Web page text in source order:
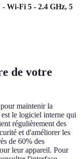
Wi-Fi 5 - 2.4 GHz, 5
de votre
maintenir la
le logiciel interne qui
régulièrement des
et d'améliorer les
de 60% des
leur appareil. Pour